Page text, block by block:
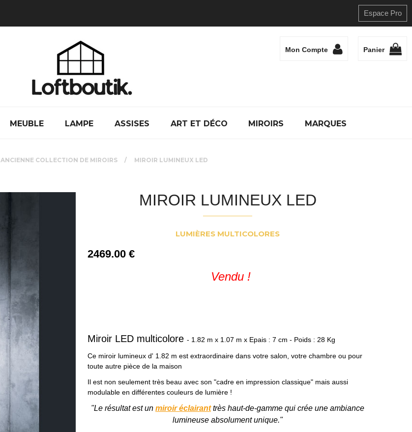
Espace Pro
Mon Compte Panier
MEUBLE LAMPE ASSISES ART ET DÉCO MIROIRS MARQUES
ANCIENNE COLLECTION DE MIROIRS MIROIR LUMINEUX LED
MIROIR LUMINEUX LED
LUMIÈRES MULTICOLORES
2469.00€
Vendu !
Miroir LED multicolore - 1.82 m x 1.07 m x Epais : 7 cm - Poids : 28 Kg
Ce miroir lumineux d' 1.82 m est extraordinaire dans votre salon, votre chambre ou pour
toute autre pièce de la maison
Il est non seulement très beau avec son "cadre en impression classique" mais aussi
modulable en différentes couleurs de lumière !
"Le résultat est unmiroir éclairant très haut-de-gamme qui crée une ambiance
lumineuse absolument unique."